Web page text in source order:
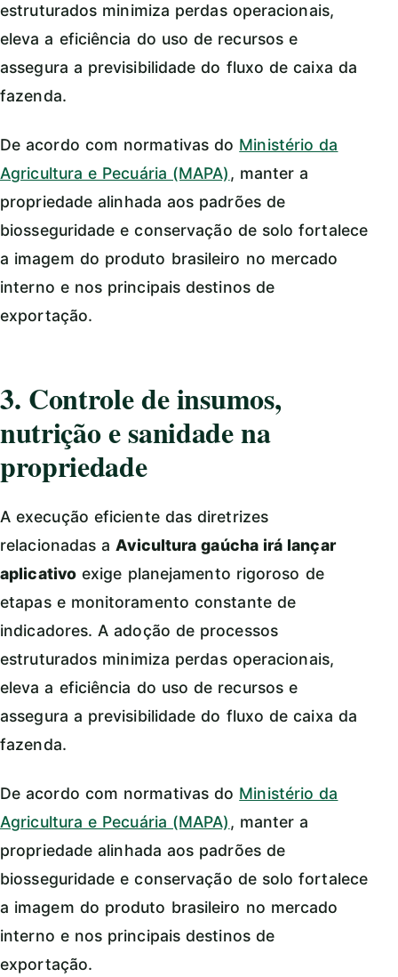
estruturados minimiza perdas operacionais,
eleva a eficiência do uso de recursos e
assegura a previsibilidade do fluxo de caixa da
fazenda.
De acordo com normativas do Ministério da
Agricultura e Pecuária (MAPA), manter a
propriedade alinhada aos padrões de
biosseguridade e conservação de solo fortalece
a imagem do produto brasileiro no mercado
interno e nos principais destinos de
exportação.
3. Controle de insumos,
nutrição e sanidade na
propriedade
A execução eficiente das diretrizes
relacionadas a Avicultura gaúcha irá lançar
aplicativo exige planejamento rigoroso de
etapas e monitoramento constante de
indicadores. A adoção de processos
estruturados minimiza perdas operacionais,
eleva a eficiência do uso de recursos e
assegura a previsibilidade do fluxo de caixa da
fazenda.
De acordo com normativas do Ministério da
Agricultura e Pecuária (MAPA), manter a
propriedade alinhada aos padrões de
biosseguridade e conservação de solo fortalece
a imagem do produto brasileiro no mercado
interno e nos principais destinos de
exportação.